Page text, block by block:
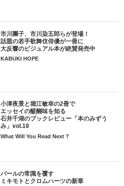
市川團子、市川染五郎らが登場！
話題の若手歌舞伎俳優が一冊に
大反響のビジュアル本が絶賛発売中
KABUKI HOPE
小津夜景と堀江敏幸の2冊で
エッセイの醍醐味を知る
石井千湖のブックレビュー「本のみずう
み」vol.18
What Will You Read Next ?
パールの常識を覆す
ミキモトとクロムハーツの新章